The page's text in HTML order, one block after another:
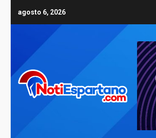
agosto 6, 2026